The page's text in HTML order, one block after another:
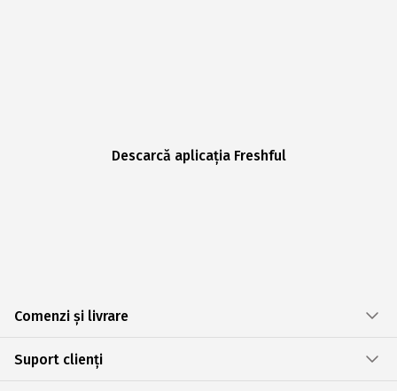
Descarcă aplicația Freshful
Comenzi și livrare
Suport clienți